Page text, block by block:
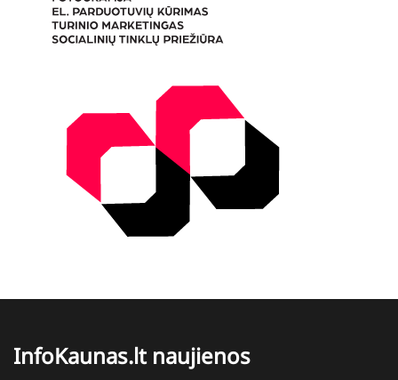
InfoKaunas.lt naujienos